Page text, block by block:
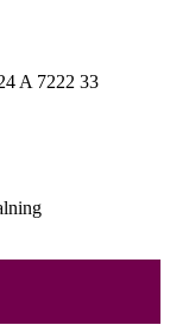
A 7222 33